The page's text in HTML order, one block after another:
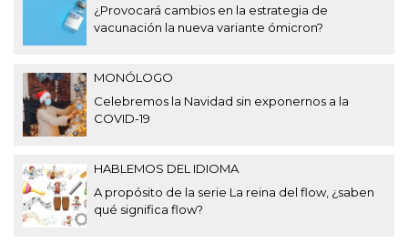
¿Provocará cambios en la estrategia de
vacunación la nueva variante ómicron?
MONÓLOGO
Celebremos la Navidad sin exponernos a la
COVID-19
HABLEMOS DEL IDIOMA
A propósito de la serie La reina del flow, ¿saben
qué significa flow?